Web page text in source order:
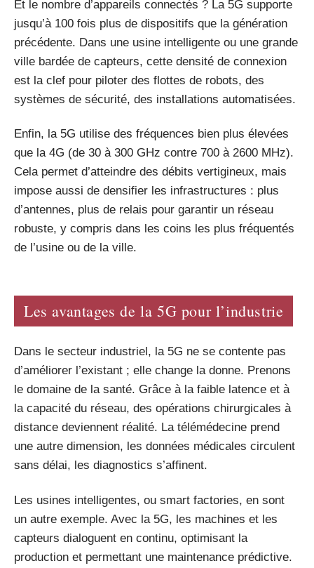
Et le nombre d’appareils connectés ? La 5G supporte
jusqu’à 100 fois plus de dispositifs que la génération
précédente. Dans une usine intelligente ou une grande
ville bardée de capteurs, cette densité de connexion
est la clef pour piloter des flottes de robots, des
systèmes de sécurité, des installations automatisées.
Enfin, la 5G utilise des fréquences bien plus élevées
que la 4G (de 30 à 300 GHz contre 700 à 2600 MHz).
Cela permet d’atteindre des débits vertigineux, mais
impose aussi de densifier les infrastructures : plus
d’antennes, plus de relais pour garantir un réseau
robuste, y compris dans les coins les plus fréquentés
de l’usine ou de la ville.
Les avantages de la 5G pour l’industrie
Dans le secteur industriel, la 5G ne se contente pas
d’améliorer l’existant ; elle change la donne. Prenons
le domaine de la santé. Grâce à la faible latence et à
la capacité du réseau, des opérations chirurgicales à
distance deviennent réalité. La télémédecine prend
une autre dimension, les données médicales circulent
sans délai, les diagnostics s’affinent.
Les usines intelligentes, ou smart factories, en sont
un autre exemple. Avec la 5G, les machines et les
capteurs dialoguent en continu, optimisant la
production et permettant une maintenance prédictive.